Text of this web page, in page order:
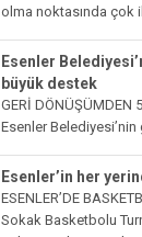
olma noktasında çok
424 genç, Gençlik ve...
Esenler
büyük destek
GERİ DÖNÜŞÜMDEN
Esenler
teslimini, Gençlik ve
Kasapoğlu yaptı.
Esenler’in her
ESENLER’DE
Sokak Basketbolu